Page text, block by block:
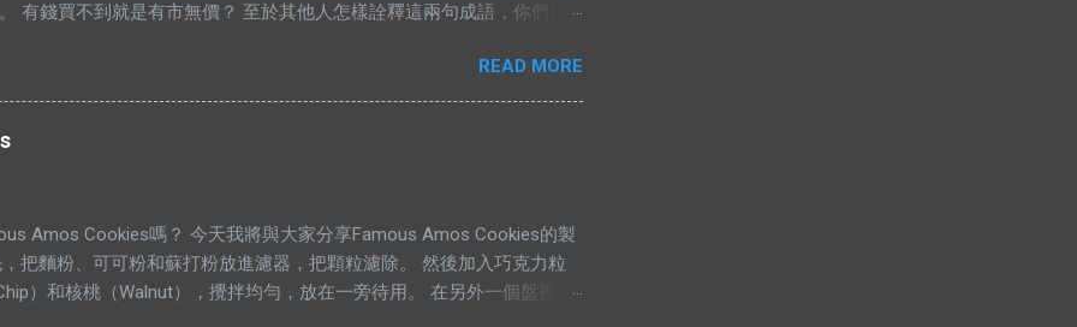
有錢買不到就是有市無價？ 至於其他人怎樣詮釋這兩句成語，你們自
，“價”和“市”應該是指同樣的東西。可是有些解釋把“有價無市”的“價”，解
而“市”解釋為供應，於是有人就說：“有價無市就是說有人願意出高價，
。”如果按照這個邏輯，“有市無價”就等於有供應，卻無高價。如果是這
說：有市無價，指的是這樣東西很好，大家都想買，但是並沒有人要
例子是：一個地方的二手屋很好大家都想買，可是住在那的人都不想
過搶手的貨物，沒有供應的嗎？ 2012年9月，侯志強（上水鄉委會主
READ MORE
Amos Cookies嗎？ 今天我將與大家分享Famous Amos Cookies的製
把麵粉、可可粉和蘇打粉放進濾器，把顆粒濾除。 然後加入巧克力粒
）和核桃（Walnut），攪拌均勻，放在一旁待用。 在另外一個盤裡，